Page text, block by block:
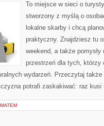
To miejsce w sieci o
stworzony z myślą o
lokalne skarby i chcą
praktyczny. Znajdziesz tu
weekend, a także pomysły
przestrzeń dla tych, którzy
wydarzeń. Przeczytaj
potrafi zaskakiwać: raz